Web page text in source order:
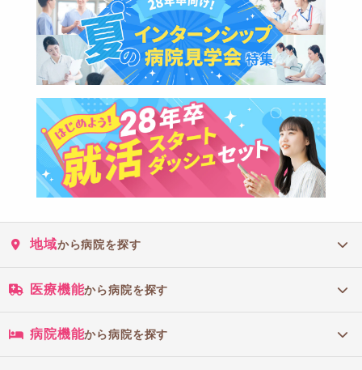
地域から病院を探す
医療機能から病院を探す
病院機能から病院を探す